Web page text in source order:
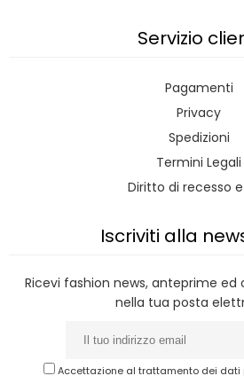
Servizio
Pagamenti
Privacy
Spedizioni
Termini Legali
Diritto di recesso e
Iscriviti alla
Ricevi fashion news, anteprime
nella tua posta
Accettazione al trattamento dei dati